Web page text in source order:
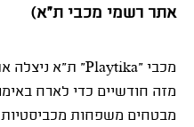
אתר רשמי מכבי ת"א)
מכבי "Playtika" ת"א ניצלה
מזה חודשיים כדי לארח